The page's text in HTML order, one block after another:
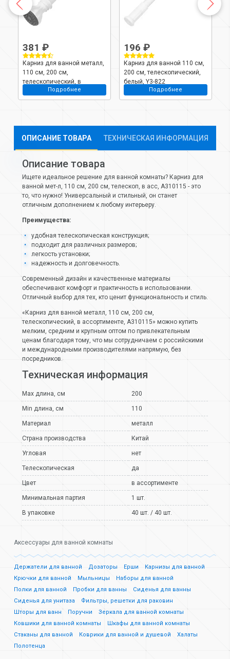
381 ₽
Карниз для ванной металл,
110 см, 200 см,
телескопический, в
ассортименте, A310116
Подробнее
196 ₽
Карниз для ванной 110 см,
200 см, телескопический,
белый, Y3-822
Подробнее
ОПИСАНИЕ ТОВАРА ТЕХНИЧЕСКАЯ ИНФОРМАЦИЯ
Описание товара
Ищете идеальное решение для ванной комнаты? Карниз для
ванной мет-л, 110 см, 200 см, телескоп, в асс, A310115 - это
то, что нужно! Универсальный и стильный, он станет
отличным дополнением к любому интерьеру.
Преимущества:
удобная телескопическая конструкция;
подходит для различных размеров;
легкость установки;
надежность и долговечность.
Современный дизайн и качественные материалы
обеспечивают комфорт и практичность в использовании.
Отличный выбор для тех, кто ценит функциональность и стиль.
«Карниз для ванной металл, 110 см, 200 см,
телескопический, в ассортименте, A310115» можно купить
мелким, средним и крупным оптом по привлекательным
ценам благодаря тому, что мы сотрудничаем с российскими
и международными производителями напрямую, без
посредников.
Техническая информация
Max длина, см 200
Min длина, см 110
Материал металл
Страна производства Китай
Угловая нет
Телескопическая да
Цвет в ассортименте
Минимальная партия 1 шт.
В упаковке 40 шт. / 40 шт.
Аксессуары для ванной комнаты
Держатели для ванной Дозаторы Ерши
Карнизы для ванной
Крючки для ванной
Мыльницы
Наборы для ванной
Полки для ванной
Пробки для ванны
Сиденья для ванны
Сиденья для унитаза
Фильтры, решетки для раковин
Шторы для ванн
Поручни
Зеркала для ванной комнаты
Ковшики для ванной комнаты
Шкафы для ванной комнаты
Стаканы для ванной
Коврики для ванной и душевой
Халаты
Полотенца